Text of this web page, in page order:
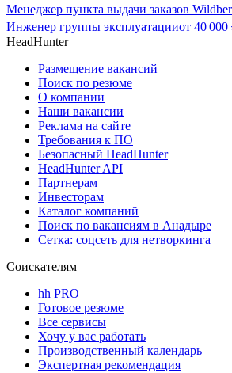
Менеджер пункта выдачи заказов
Инженер группы эксплуатацииот 40 000
HeadHunter
Размещение вакансий
Поиск по резюме
О компании
Наши вакансии
Реклама на сайте
Требования к ПО
Безопасный HeadHunter
HeadHunter API
Партнерам
Инвесторам
Каталог компаний
Поиск по вакансиям в Анадыре
Сетка: соцсеть для нетворкинга
Соискателям
hh PRO
Готовое резюме
Все сервисы
Хочу у вас работать
Производственный календарь
Экспертная рекомендация